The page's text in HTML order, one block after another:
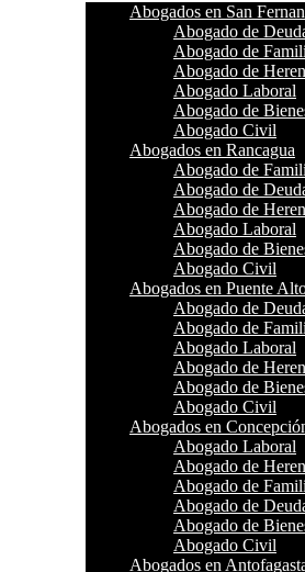
Abogados en San
Abogado de
Abogado de
Abogado de
Abogado Laboral
Abogado de
Abogado Civil
Abogados en Rancagua
Abogado de
Abogado de
Abogado de
Abogado Laboral
Abogado de
Abogado Civil
Abogados en Puente
Abogado de
Abogado de
Abogado Laboral
Abogado de
Abogado de
Abogado Civil
Abogados en
Abogado Laboral
Abogado de
Abogado de
Abogado de
Abogado de
Abogado Civil
Abogados en